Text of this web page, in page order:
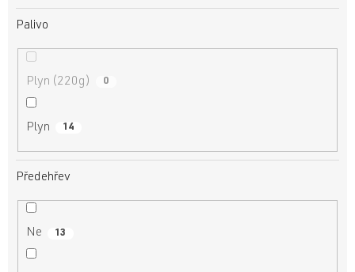
Palivo
Plyn (220g) 0
Plyn 14
Předehřev
Ne 13